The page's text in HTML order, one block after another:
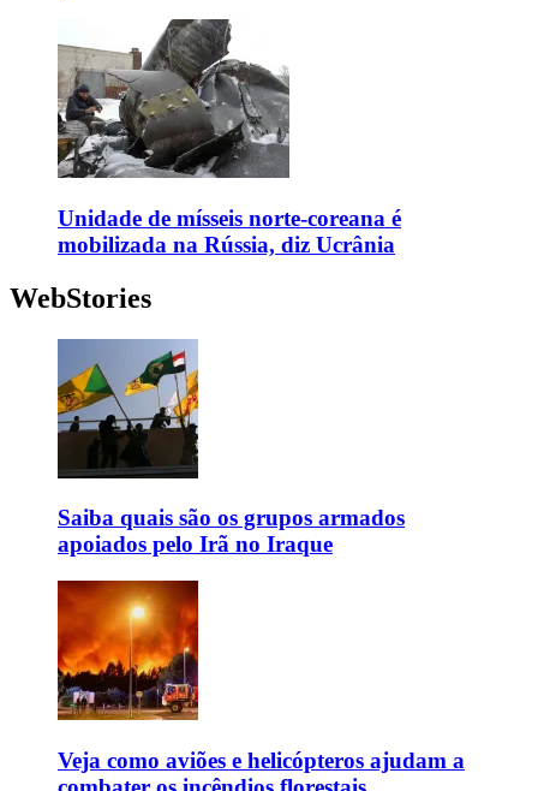
Unidade de mísseis norte-coreana é
mobilizada na Rússia, diz Ucrânia
WebStories
Saiba quais são os grupos armados
apoiados pelo Irã no Iraque
Veja como aviões e helicópteros ajudam a